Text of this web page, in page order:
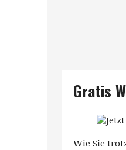
Gratis
Wie Sie